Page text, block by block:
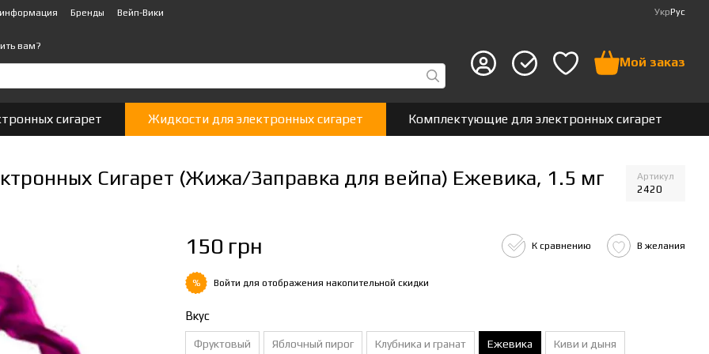
Бренды Вейп-Вики УкрРус
вам?
Мой заказ
сигарет Жидкости для электронных сигарет Комплектующие для электронных сигарет
Сигарет (Жижа/Заправка для вейпа) Ежевика, 1.5 мг Артикул
2420
150 грн К сравнению В желания
% Войти для отображения накопительной скидки
Вкус
Фруктовый Яблочный пирог Клубника и гранат Ежевика Киви и дыня